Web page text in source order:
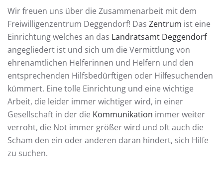
Wir freuen uns über die Zusammenarbeit mit dem
Freiwilligenzentrum Deggendorf! Das Zentrum ist eine
Einrichtung welches an das Landratsamt Deggendorf
angegliedert ist und sich um die Vermittlung von
ehrenamtlichen Helferinnen und Helfern und den
entsprechenden Hilfsbedürftigen oder Hilfesuchenden
kümmert. Eine tolle Einrichtung und eine wichtige
Arbeit, die leider immer wichtiger wird, in einer
Gesellschaft in der die Kommunikation immer weiter
verroht, die Not immer größer wird und oft auch die
Scham den ein oder anderen daran hindert, sich Hilfe
zu suchen.